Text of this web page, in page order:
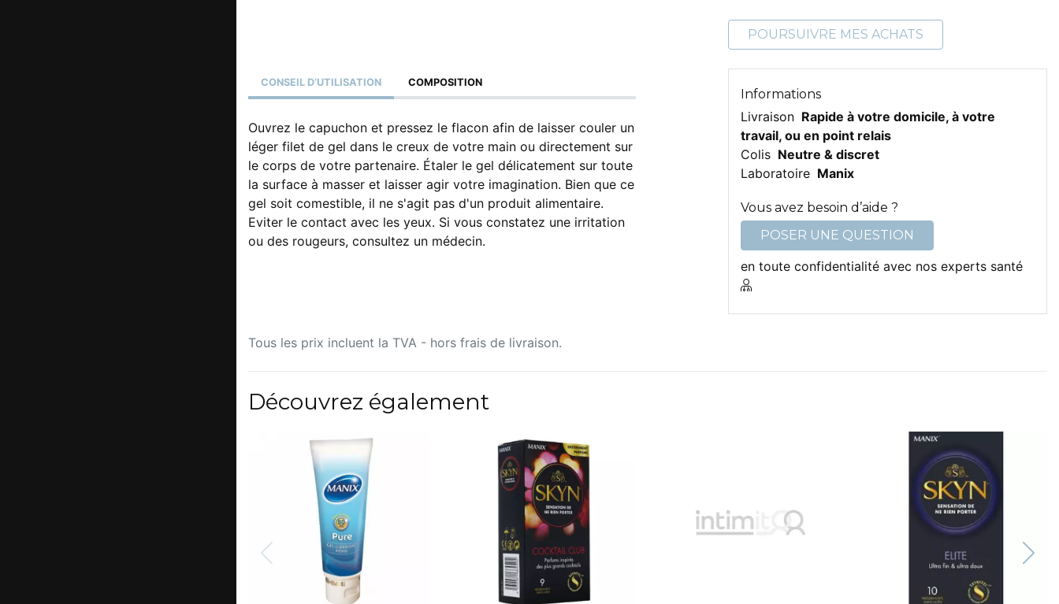
POURSUIVRE MES ACHATS
CONSEIL D’UTILISATION COMPOSITION
Ouvrez le capuchon et pressez le flacon afin de laisser couler un
léger filet de gel dans le creux de votre main ou directement sur
le corps de votre partenaire. Étaler le gel délicatement sur toute
la surface à masser et laisser agir votre imagination. Bien que ce
gel soit comestible, il ne s'agit pas d'un produit alimentaire.
Eviter le contact avec les yeux. Si vous constatez une irritation
ou des rougeurs, consultez un médecin.
Informations
Livraison Rapide à votre domicile, à votre
travail, ou en point relais
Colis Neutre & discret
Laboratoire Manix
Vous avez besoin d’aide ?
POSER UNE QUESTION
en toute confidentialité avec nos experts santé
Tous les prix incluent la TVA - hors frais de livraison.
Découvrez également